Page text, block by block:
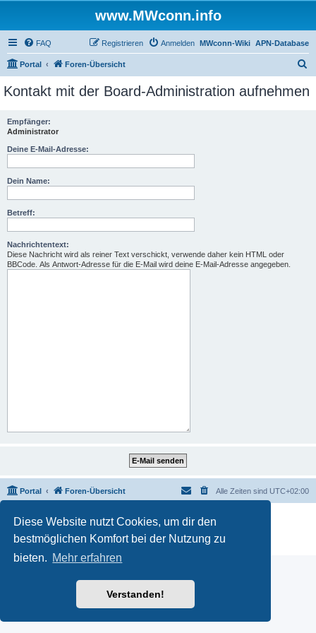
Diese Website nutzt Cookies, um dir den
bestmöglichen Komfort bei der Nutzung zu
bieten. Mehr erfahren
Verstanden!
www.MWconn.info
FAQ APN-Database
MWconn-Wiki
Anmelden
Registrieren
Portal Foren-Übersicht
c
Kontakt mit der Board-Administration aufnehmen
Empfänger:
Administrator
Deine E-Mail-Adresse:
Dein Name:
Betreff:
Nachrichtentext:
Diese Nachricht wird als reiner Text verschickt, verwende daher kein HTML oder
BBCode. Als Antwort-Adresse für die E-Mail wird deine E-Mail-Adresse angegeben.
Portal Foren-Übersicht Alle Zeiten sind UTC+02:00
Powered by phpBB
® Forum Software © phpBB Limited
Deutsche Übersetzung durch
Datenschutz|Nutzungsbedingungen